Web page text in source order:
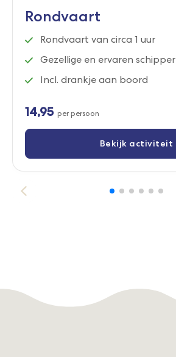
Rondvaart
Rondvaart van circa 1 uur
Gezellige en ervaren schipper
Incl. drankje aan boord
Bekijk activiteit
14,95 per persoon